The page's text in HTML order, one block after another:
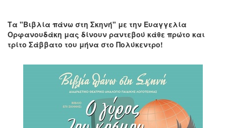
Τα "Βιβλία πάνω στη Σκηνή" με την Ευαγγελία
Ορφανουδάκη μας δίνουν ραντεβού κάθε πρώτο και
τρίτο Σάββατο του μήνα στο Πολύκεντρο!